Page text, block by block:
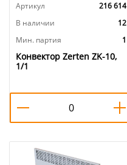
Артикул
216 614
В наличии
12
Мин. партия
1
Конвектор Zerten ZK-10,
1/1